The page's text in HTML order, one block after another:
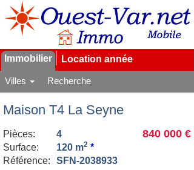
Immobilier Location année
Villes Recherche
Maison T4 La Seyne
840 000 €
Pièces:
4
Surface:
120 m2 *
Référence:
SFN-2038933